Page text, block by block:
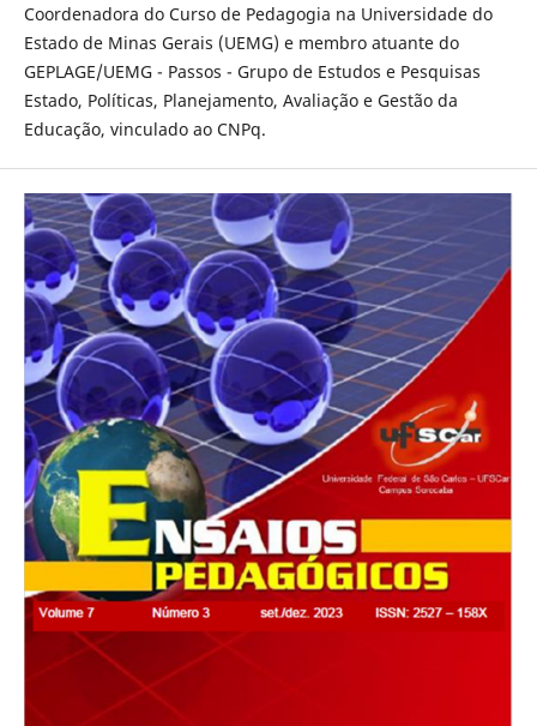
Coordenadora do Curso de Pedagogia na Universidade do
Estado de Minas Gerais (UEMG) e membro atuante do
GEPLAGE/UEMG - Passos - Grupo de Estudos e Pesquisas
Estado, Políticas, Planejamento, Avaliação e Gestão da
Educação, vinculado ao CNPq.